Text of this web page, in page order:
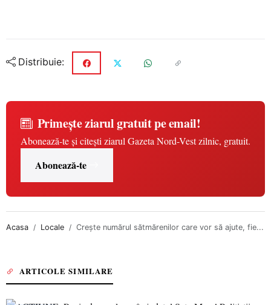
Distribuie:
Primește ziarul gratuit pe email!
Abonează-te și citești ziarul Gazeta Nord-Vest zilnic, gratuit.
Abonează-te
Acasa Locale Crește numărul sătmărenilor care vor să ajute, fie...
ARTICOLE SIMILARE